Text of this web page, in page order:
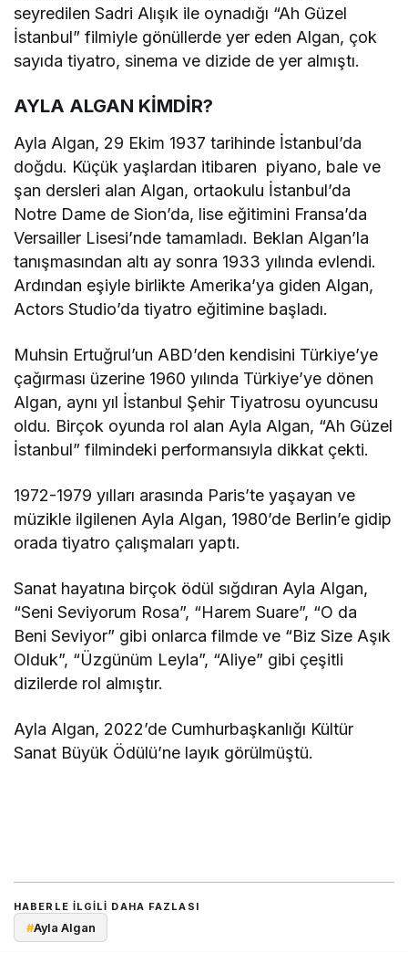
seyredilen Sadri Alışık ile oynadığı “Ah Güzel
İstanbul” filmiyle gönüllerde yer eden Algan, çok
sayıda tiyatro, sinema ve dizide de yer almıştı.
AYLA ALGAN KİMDİR?
Ayla Algan, 29 Ekim 1937 tarihinde İstanbul’da
doğdu. Küçük yaşlardan itibaren piyano, bale ve
şan dersleri alan Algan, ortaokulu İstanbul’da
Notre Dame de Sion’da, lise eğitimini Fransa’da
Versailler Lisesi’nde tamamladı. Beklan Algan’la
tanışmasından altı ay sonra 1933 yılında evlendi.
Ardından eşiyle birlikte Amerika’ya giden Algan,
Actors Studio’da tiyatro eğitimine başladı.
Muhsin Ertuğrul’un ABD’den kendisini Türkiye’ye
çağırması üzerine 1960 yılında Türkiye’ye dönen
Algan, aynı yıl İstanbul Şehir Tiyatrosu oyuncusu
oldu. Birçok oyunda rol alan Ayla Algan, “Ah Güzel
İstanbul” filmindeki performansıyla dikkat çekti.
1972-1979 yılları arasında Paris’te yaşayan ve
müzikle ilgilenen Ayla Algan, 1980’de Berlin’e gidip
orada tiyatro çalışmaları yaptı.
Sanat hayatına birçok ödül sığdıran Ayla Algan,
“Seni Seviyorum Rosa”, “Harem Suare”, “O da
Beni Seviyor” gibi onlarca filmde ve “Biz Size Aşık
Olduk”, “Üzgünüm Leyla”, “Aliye” gibi çeşitli
dizilerde rol almıştır.
Ayla Algan, 2022’de Cumhurbaşkanlığı Kültür
Sanat Büyük Ödülü’ne layık görülmüştü.
HABERLE ILGILI DAHA FAZLASI
#Ayla Algan